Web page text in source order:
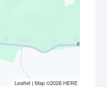
Leaflet| Map ©2026 HERE